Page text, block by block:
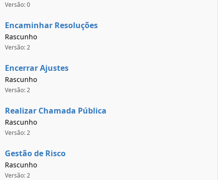
Versão: 0
Encaminhar Resoluções
Rascunho
Versão: 2
Encerrar Ajustes
Rascunho
Versão: 2
Realizar Chamada Pública
Rascunho
Versão: 2
Gestão de Risco
Rascunho
Versão: 2